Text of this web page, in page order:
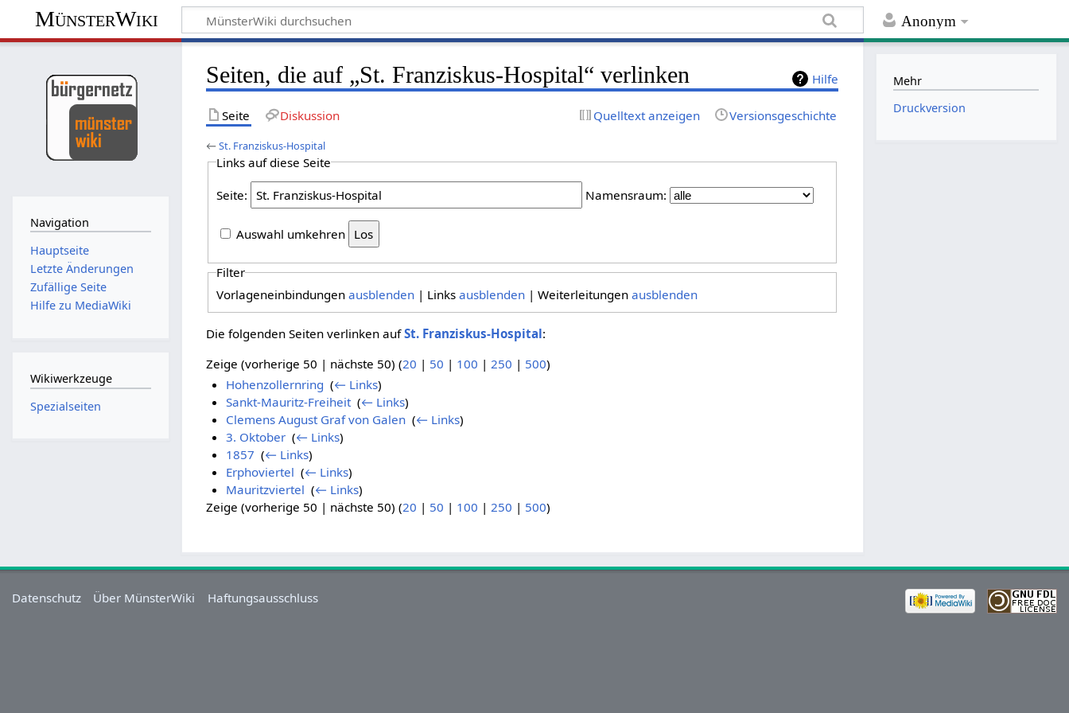
Anonym
MünsterWiki
Hilfe
Seiten, die auf „St. Franziskus-Hospital“ verlinken
Seite Diskussion Quelltext anzeigen Versionsgeschichte
←St. Franziskus-Hospital
Links auf diese Seite
Seite: Namensraum:
Auswahl umkehren
Filter
Vorlageneinbindungen ausblenden| Links ausblenden| Weiterleitungen ausblenden
Die folgenden Seiten verlinken aufSt. Franziskus-Hospital:
Zeige (vorherige 50 | nächste 50) (20 | 50 | 100 | 250 | 500)
Hohenzollernring (← Links)
Sankt-Mauritz-Freiheit‎ (← Links)
Clemens August Graf von Galen‎ (← Links)
3. Oktober‎ (← Links)
1857 (← Links)
Erphoviertel (← Links)
Mauritzviertel (← Links)
Zeige (vorherige 50 | nächste 50) (20 | 50 | 100 |250 | 500)
Navigation
Hauptseite
Letzte Änderungen
Zufällige Seite
Hilfe zu MediaWiki
Wikiwerkzeuge
Spezialseiten
Mehr
Druckversion
Datenschutz Über MünsterWiki Haftungsausschluss